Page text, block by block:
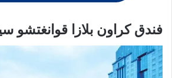
فندق كراون بلازا قوانغتشو